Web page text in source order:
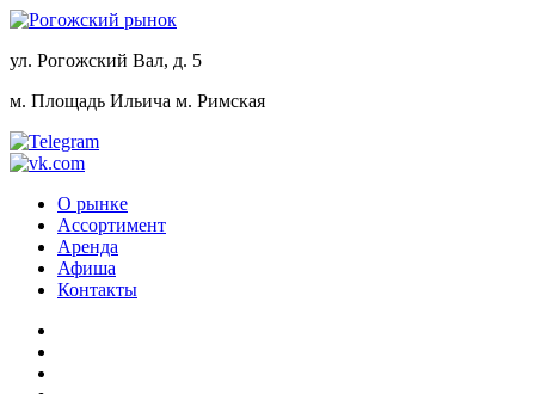
ул. Рогожский Вал, д. 5
м. Площадь Ильича м. Римская
О рынке
Ассортимент
Аренда
Афиша
Контакты